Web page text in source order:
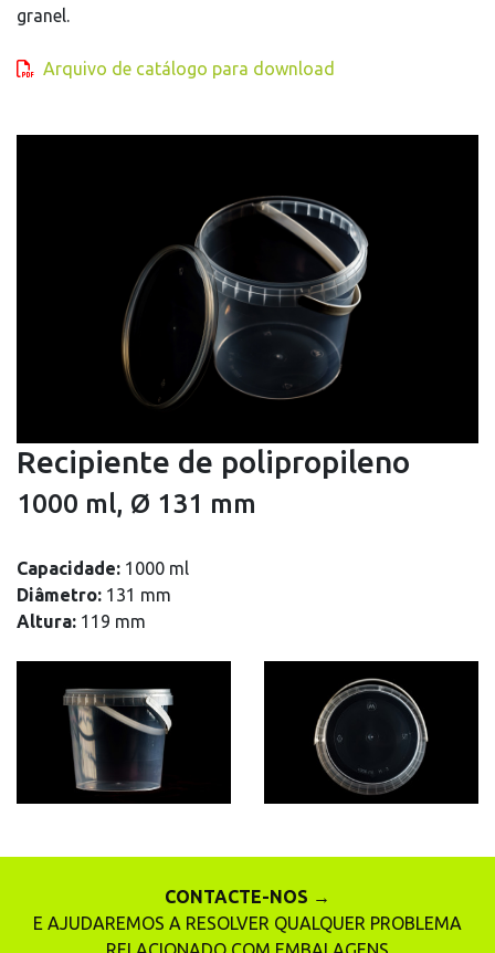
granel.
Arquivo de catálogo para download
Recipiente de polipropileno
1000 ml, Ø 131 mm
Capacidade: 1000 ml
Diâmetro: 131 mm
Altura: 119 mm
CONTACTE-NOS →
E AJUDAREMOS A RESOLVER QUALQUER PROBLEMA